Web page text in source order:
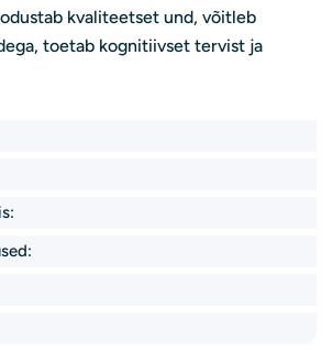
kvaliteetset und, võitleb
toetab kognitiivset tervist ja